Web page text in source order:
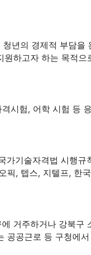
년의 경제적 부담을
원하고자 하는 목적으
격시험, 어학 시험 등
가기술자격법 시행
픽, 텝스, 지텔프, 한
에 거주하거나 강북구
공공근로 등 구청에